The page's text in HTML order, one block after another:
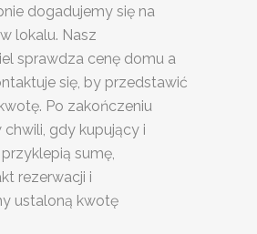
dogadujemy się na
lokalu. Nasz
sprawdza cenę domu a
się, by przedstawić
Po zakończeniu
chwili, gdy kupujący i
sumę,
rezerwacji i
ustaloną kwotę